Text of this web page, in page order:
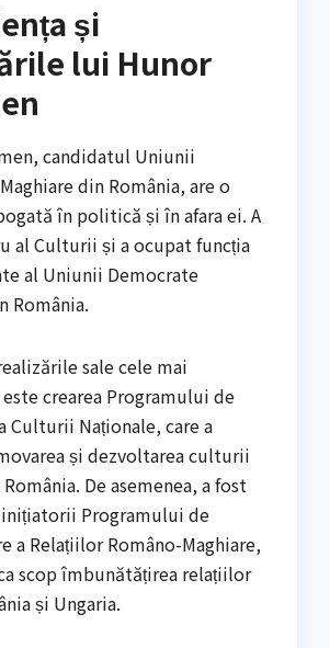
și
lui Hunor
candidatul Uniunii
din România, are o
în politică și în afara ei. A
al Culturii și a ocupat funcția
al Uniunii Democrate
România.
sale cele mai
crearea Programului de
Culturii Naționale, care a
și dezvoltarea culturii
De asemenea, a fost
Programului de
a Relațiilor Româno-Maghiare,
scop îmbunătățirea relațiilor
și Ungaria.